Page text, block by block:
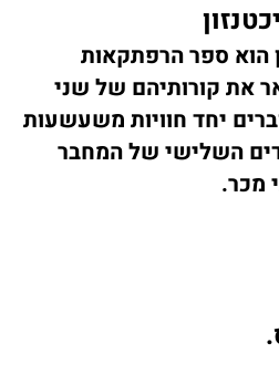
הוא ספר הרפתקאות
את קורותיהם של שני
יחד חוויות משעשעות
השלישי של המחבר
מכר.